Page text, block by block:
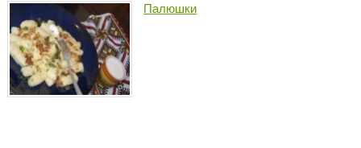
Палюшки